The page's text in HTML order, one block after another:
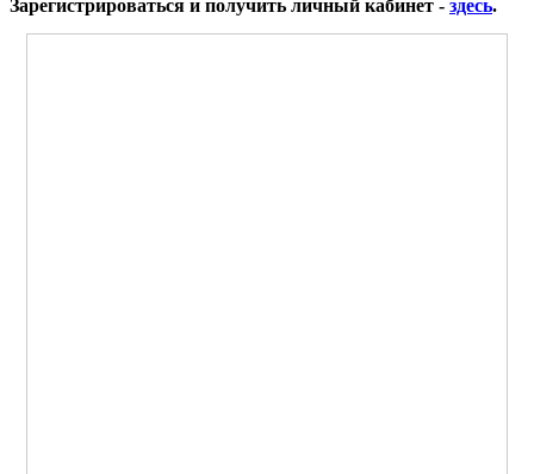
Зарегистрироваться и получить личный кабинет - здесь.